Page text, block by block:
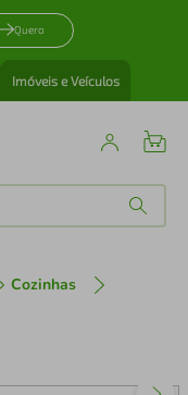
Quero
Imóveis e Veículos
Cozinhas